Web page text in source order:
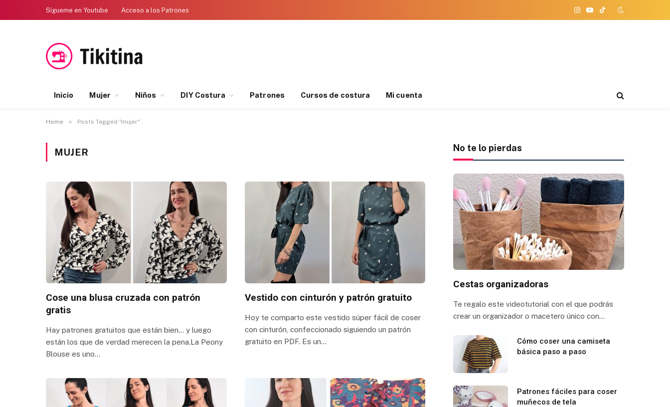
Sígueme en Youtube Acceso a los Patrones
Instagram
YouTubeTikTok
Inicio Mujer Niños DIY Costura Patrones Cursos de costura Mi cuenta
Home » Posts Tagged "mujer"
MUJER
Cose una blusa cruzada con patrón
gratis
Hay patrones gratuitos que están bien… y luego
están los que de verdad merecen la pena.La Peony
Blouse es uno…
Vestido con cinturón y patrón gratuito
Hoy te comparto este vestido súper fácil de coser
con cinturón, confeccionado siguiendo un patrón
gratuito en PDF. Es un…
No te lo pierdas
Cestas organizadoras
Te regalo este videotutorial con el que podrás
crear un organizador o macetero único con…
Cómo coser una camiseta
básica paso a paso
Patrones fáciles para coser
muñecos de tela